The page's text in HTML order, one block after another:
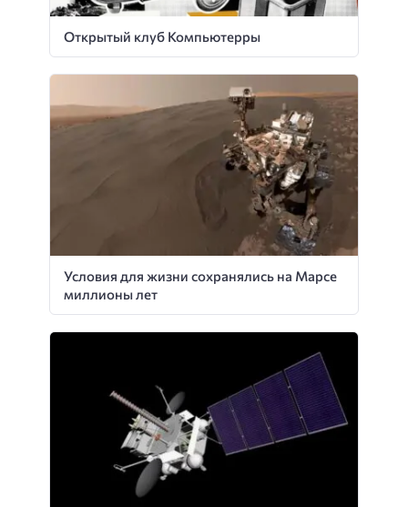
Открытый клуб Компьютерры
Условия для жизни сохранялись на Марсе
миллионы лет